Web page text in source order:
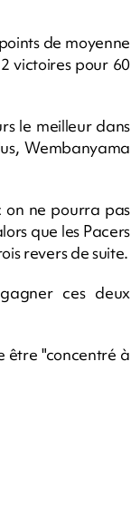
de moyenne
victoires pour 60
le meilleur dans
Wembanyama
on ne pourra pas
que les Pacers
revers de suite.
ces deux
être "concentré à